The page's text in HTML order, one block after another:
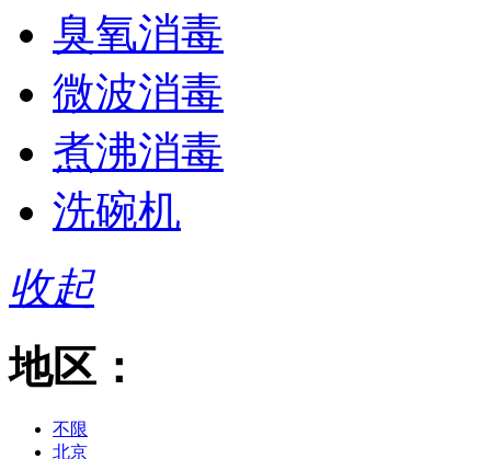
臭氧消毒
微波消毒
煮沸消毒
洗碗机
收起
地区：
不限
北京